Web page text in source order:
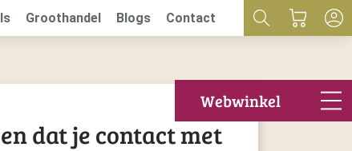
Groothandel Blogs Contact
Webwinkel
dat je contact met